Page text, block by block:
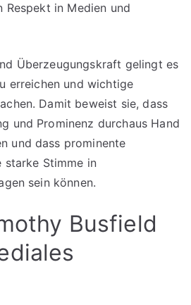
Respekt in Medien und
Überzeugungskraft gelingt es
erreichen und wichtige
Damit beweist sie, dass
und Prominenz durchaus Hand
und dass prominente
starke Stimme in
sein können.
Busfield